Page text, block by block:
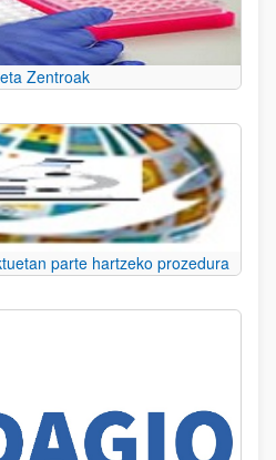
Zentroak
parte hartzeko prozedura